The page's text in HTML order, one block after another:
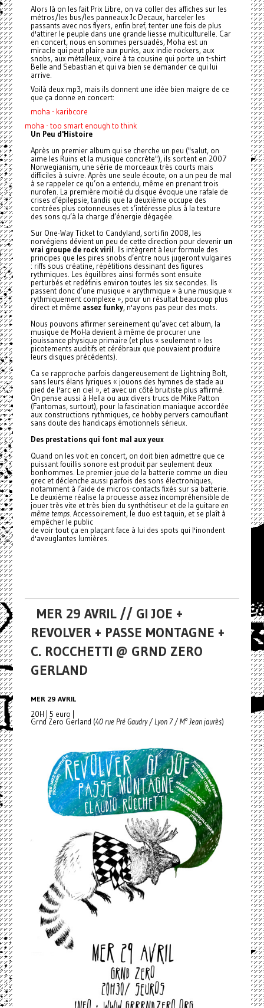
Alors là on les fait Prix Libre, on va coller des affiches sur les
métros/les bus/les panneaux Jc Decaux, harceler les
passants avec nos flyers, enfin bref, tenter une fois de plus
d'attirer le peuple dans une grande liesse multiculturelle. Car
en concert, nous en sommes persuadés, Moha est un
miracle qui peut plaire aux punks, aux indie rockers, aux
snobs, aux métalleux, voire à ta cousine qui porte un t-shirt
Belle and Sebastian et qui va bien se demander ce qui lui
arrive.
Voilà deux mp3, mais ils donnent une idée bien maigre de ce
que ça donne en concert:
moha - karibcore
moha - too smart enough to think
Un Peu d'Histoire
Après un premier album qui se cherche un peu ("salut, on
aime les Ruins et la musique concrète"), ils sortent en 2007
Norwegianism, une série de morceaux très courts mais
difficiles à suivre. Après une seule écoute, on a un peu de mal
à se rappeler ce qu’on a entendu, même en prenant trois
nurofen. La première moitié du disque évoque une rafale de
crises d’épilepsie, tandis que la deuxième occupe des
contrées plus cotonneuses et s’intéresse plus à la texture
des sons qu’à la charge d’énergie dégagée.
Sur One-Way Ticket to Candyland, sorti fin 2008, les
norvégiens dévient un peu de cette direction pour devenir un
vrai groupe de rock viril . Ils intègrent à leur formule des
principes que les pires snobs d’entre nous jugeront vulgaires
: riffs sous créatine, répétitions dessinant des figures
rythmiques. Les équilibres ainsi formés sont ensuite
perturbés et redéfinis environ toutes les six secondes. Ils
passent donc d’une musique « arythmique » à une musique «
rythmiquement complexe », pour un résultat beaucoup plus
direct et même assez funky, n'ayons pas peur des mots.
Nous pouvons affirmer sereinement qu’avec cet album, la
musique de MoHa devient à même de procurer une
jouissance physique primaire (et plus « seulement » les
picotements auditifs et cérébraux que pouvaient produire
leurs disques précédents).
Ca se rapproche parfois dangereusement de Lightning Bolt,
sans leurs élans lyriques « jouons des hymnes de stade au
pied de l'arc en ciel », et avec un côté bruitiste plus affirmé.
On pense aussi à Hella ou aux divers trucs de Mike Patton
(Fantomas, surtout), pour la fascination maniaque accordée
aux constructions rythmiques, ce hobby pervers camouflant
sans doute des handicaps émotionnels sérieux.
Des prestations qui font mal aux yeux
Quand on les voit en concert, on doit bien admettre que ce
puissant fouillis sonore est produit par seulement deux
bonhommes. Le premier joue de la batterie comme un dieu
grec et déclenche aussi parfois des sons électroniques,
notamment à l’aide de micros-contacts fixés sur sa batterie.
Le deuxième réalise la prouesse assez incompréhensible de
jouer très vite et très bien du synthétiseur et de la guitare en
même temps. Accessoirement, le duo est taquin, et se plaît à
empêcher le public
de voir tout ça en plaçant face à lui des spots qui l'inondent
d'aveuglantes lumières.
MER 29 AVRIL // GI JOE +
REVOLVER + PASSE MONTAGNE +
C. ROCCHETTI @ GRND ZERO
GERLAND
MER 29 AVRIL
20H | 5 euro |
Grnd Zero Gerland (40 rue Pré Gaudry / Lyon 7 / M° Jean jaurès)